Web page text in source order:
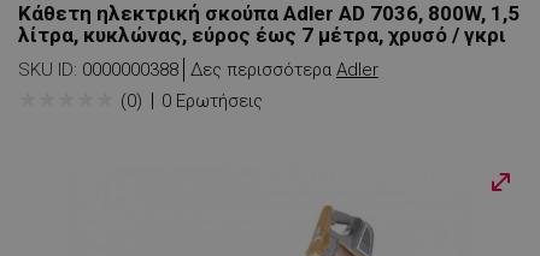
Κάθετη ηλεκτρική σκούπα Adler AD 7036, 800W, 1,5
λίτρα, κυκλώνας, εύρος έως 7 μέτρα, χρυσό / γκρι
SKU ID: 0000000388 Δες περισσότερα Adler
(0) 0 Ερωτήσεις